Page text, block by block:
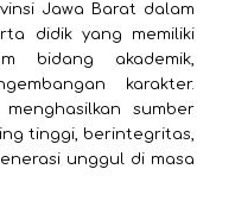
Jawa Barat dalam
didik yang memiliki
bidang akademik,
karakter.
sumber
tinggi, berintegritas,
unggul di masa